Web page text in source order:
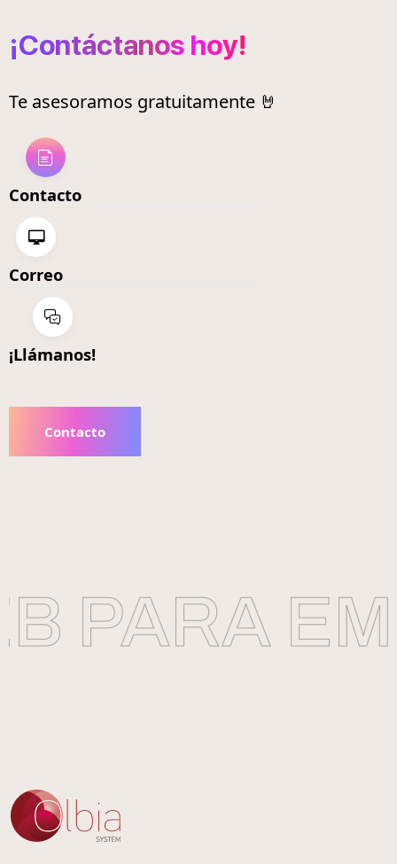
¡Contáctanos hoy!
Te asesoramos gratuitamente 🤘
Contacto
Correo
¡Llámanos!
Contacto
PARA